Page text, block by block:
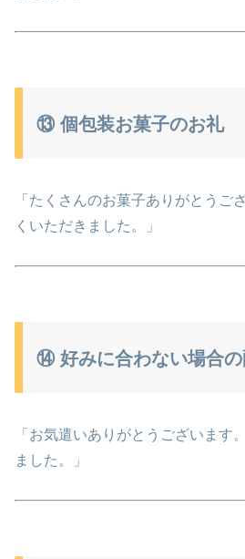
⑬ 個包装お菓子のお礼
「たくさんのお菓子ありがとうご
くいただきました。」
⑭ 好みに合わない場合の
「お気遣いありがとうございます
ました。」